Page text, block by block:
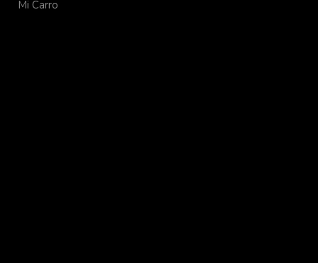
Mi Carro